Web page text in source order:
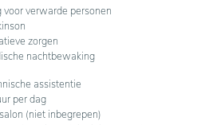
voor verwarde personen
zorgen
nachtbewaking
assistentie
per dag
(niet inbegrepen)